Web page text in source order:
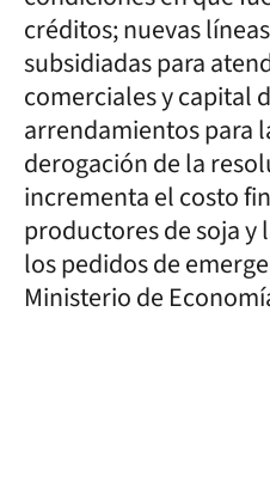
créditos; nuevas
subsidiadas para
comerciales y capital
arrendamientos para
derogación de la
incrementa el costo
productores de soja
los pedidos de
Ministerio de